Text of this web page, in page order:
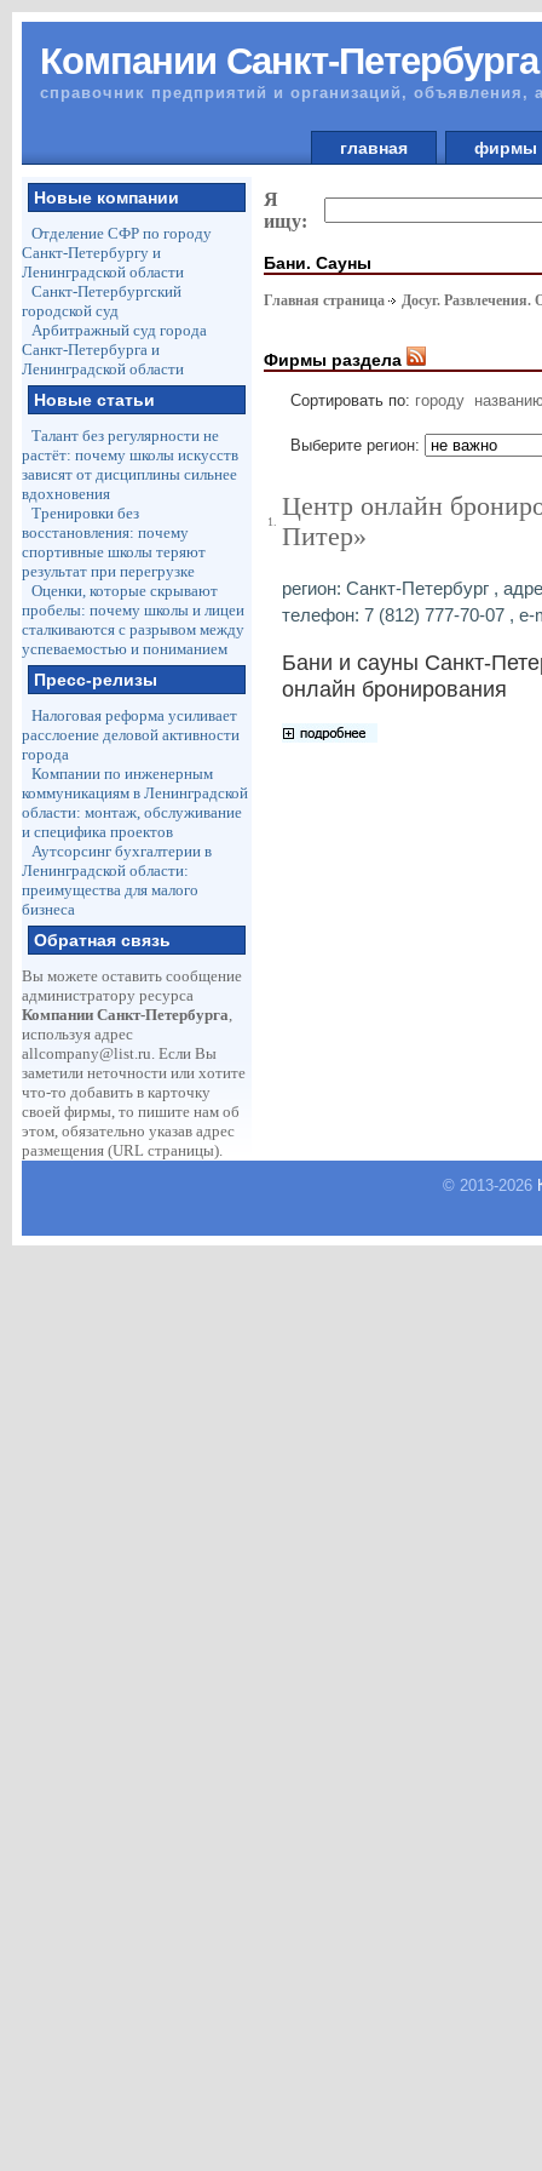
Компании Санкт-Петербурга
справочник предприятий и организаций, объявления,
главная
Новые компании
Отделение СФР по городу
Санкт-Петербургу и
Ленинградской области
Санкт-Петербургский
городской суд
Арбитражный суд города
Санкт-Петербурга и
Ленинградской области
Новые статьи
Талант без регулярности не
растёт: почему школы искусств
зависят от дисциплины сильнее
вдохновения
Тренировки без
восстановления: почему
спортивные школы теряют
результат при перегрузке
Оценки, которые скрывают
пробелы: почему школы и лицеи
сталкиваются с разрывом между
успеваемостью и пониманием
Пресс-релизы
Налоговая реформа усиливает
расслоение деловой активности
города
Компании по инженерным
коммуникациям в Ленинградской
области: монтаж, обслуживание
и специфика проектов
Аутсорсинг бухгалтерии в
Ленинградской области:
преимущества для малого
бизнеса
Обратная связь
Вы можете оставить сообщение
администратору ресурса
Компании Санкт-Петербурга,
используя адрес
allcompany@list.ru. Если Вы
заметили неточности или хотите
что-то добавить в карточку
своей фирмы, то пишите нам об
этом, обязательно указав адрес
размещения (URL страницы).
Я
ищу:
Бани. Сауны
Главная страница Досуг. Развлечения.
Фирмы раздела
Сортировать по: городу
Выберите регион:
1.
Центр онлайн
Питер»
регион: Санкт-Петербург ,
телефон: 7 (812) 777-70-07 ,
Бани и сауны Санкт-
онлайн бронирования
© 2013-2026